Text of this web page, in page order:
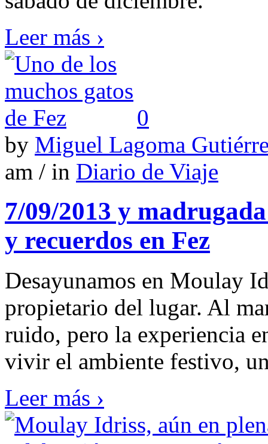
Leer más ›
0
by Miguel Lagoma
am / in Diario de Viaje
7/09/2013 y
y recuerdos en Fez
Desayunamos en Moulay
propietario del lugar. Al
ruido, pero la experiencia
vivir el ambiente festivo,
Leer más ›